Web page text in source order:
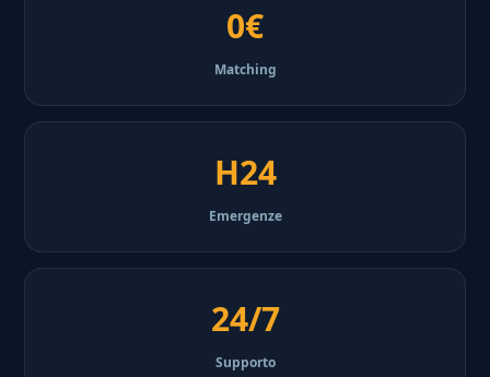
0€
Matching
H24
Emergenze
24/7
Supporto